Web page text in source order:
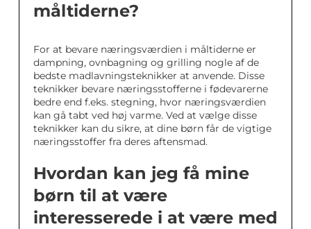
måltiderne?
For at bevare næringsværdien i måltiderne er
dampning, ovnbagning og grilling nogle af de
bedste madlavningsteknikker at anvende. Disse
teknikker bevare næringsstofferne i fødevarerne
bedre end f.eks. stegning, hvor næringsværdien
kan gå tabt ved høj varme. Ved at vælge disse
teknikker kan du sikre, at dine børn får de vigtige
næringsstoffer fra deres aftensmad.
Hvordan kan jeg få mine
børn til at være
interesserede i at være med